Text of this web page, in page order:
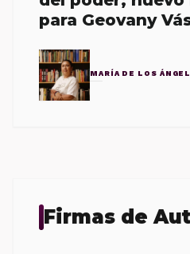
para Geovany
MARÍA DE LOS
Firmas de